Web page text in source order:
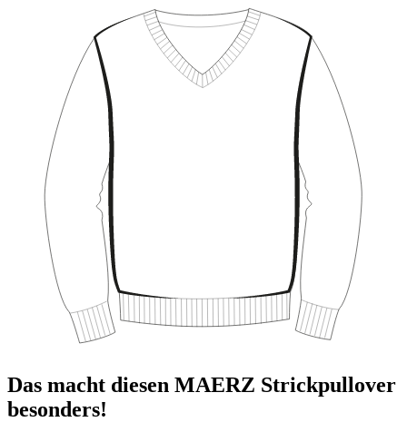
Das macht diesen MAERZ Strickpullover
besonders!